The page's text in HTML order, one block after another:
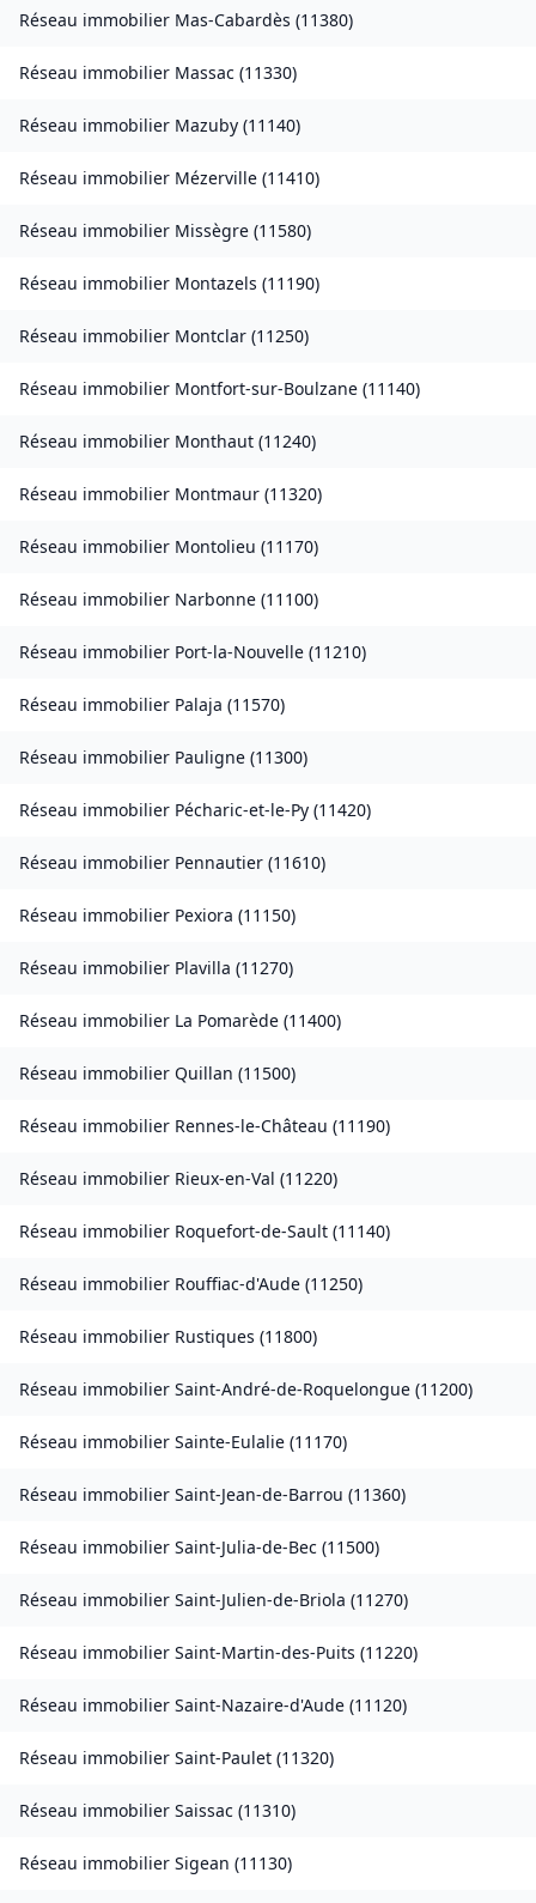
Réseau immobilier Mas-Cabardès (11380)
Réseau immobilier Massac (11330)
Réseau immobilier Mazuby (11140)
Réseau immobilier Mézerville (11410)
Réseau immobilier Missègre (11580)
Réseau immobilier Montazels (11190)
Réseau immobilier Montclar (11250)
Réseau immobilier Montfort-sur-Boulzane (11140)
Réseau immobilier Monthaut (11240)
Réseau immobilier Montmaur (11320)
Réseau immobilier Montolieu (11170)
Réseau immobilier Narbonne (11100)
Réseau immobilier Port-la-Nouvelle (11210)
Réseau immobilier Palaja (11570)
Réseau immobilier Pauligne (11300)
Réseau immobilier Pécharic-et-le-Py (11420)
Réseau immobilier Pennautier (11610)
Réseau immobilier Pexiora (11150)
Réseau immobilier Plavilla (11270)
Réseau immobilier La Pomarède (11400)
Réseau immobilier Quillan (11500)
Réseau immobilier Rennes-le-Château (11190)
Réseau immobilier Rieux-en-Val (11220)
Réseau immobilier Roquefort-de-Sault (11140)
Réseau immobilier Rouffiac-d'Aude (11250)
Réseau immobilier Rustiques (11800)
Réseau immobilier Saint-André-de-Roquelongue (11200)
Réseau immobilier Sainte-Eulalie (11170)
Réseau immobilier Saint-Jean-de-Barrou (11360)
Réseau immobilier Saint-Julia-de-Bec (11500)
Réseau immobilier Saint-Julien-de-Briola (11270)
Réseau immobilier Saint-Martin-des-Puits (11220)
Réseau immobilier Saint-Nazaire-d'Aude (11120)
Réseau immobilier Saint-Paulet (11320)
Réseau immobilier Saissac (11310)
Réseau immobilier Sigean (11130)